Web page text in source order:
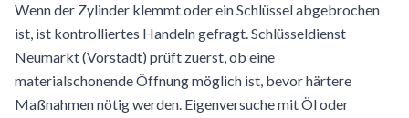
Wenn der Zylinder klemmt oder ein Schlüssel abgebrochen
ist, ist kontrolliertes Handeln gefragt. Schlüsseldienst
Neumarkt (Vorstadt) prüft zuerst, ob eine
materialschonende Öffnung möglich ist, bevor härtere
Maßnahmen nötig werden. Eigenversuche mit Öl oder